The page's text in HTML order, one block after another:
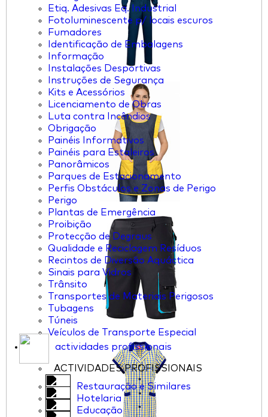
Etiq. Adesivas Eq. Industrial
Fotoluminescente p/ locais escuros
Fumadores
Identificação de Embalagens
Informação
Instalações Desportivas
Instruções de Segurança
Kits e Acessórios
Licenciamento de Obras
Luta contra Incêndios
Obrigação
Painéis Informativos
Painéis para Estaleiros
Panorâmicos
Parques de Estacionamento
Perfis Obstáculos e Zonas de Perigo
Perigo
Plantas de Emergência
Proibição
Protecção de Degraus
Qualidade e Reciclagem Resíduos
Recintos de Diversão Aquáctica
Sinais para Vidros
Trânsito
Transportes de Materiais Perigosos
Tubagens
Túneis
Veículos de Transporte Especial
actividades profissionais
ACTIVIDADES PROFISSIONAIS
Restauração e Similares
Hotelaria
Educação